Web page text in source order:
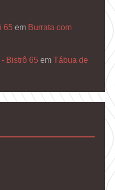
65 em Burrata com
Bistrô 65 em Tábua de